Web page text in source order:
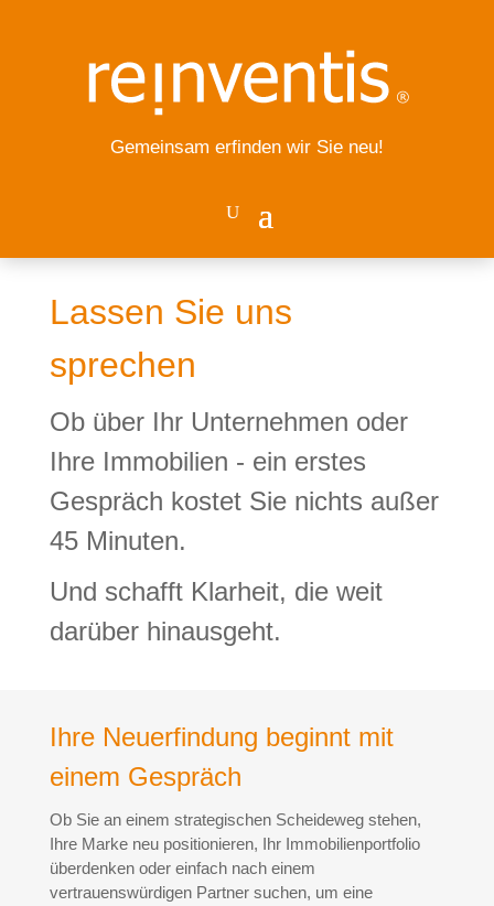
Gemeinsam erfinden wir Sie neu!
Lassen Sie uns
sprechen
Ob über Ihr Unternehmen oder
Ihre Immobilien - ein erstes
Gespräch kostet Sie nichts außer
45 Minuten.
Und schafft Klarheit, die weit
darüber hinausgeht.
Ihre Neuerfindung beginnt mit
einem Gespräch
Ob Sie an einem strategischen Scheideweg stehen,
Ihre Marke neu positionieren, Ihr Immobilienportfolio
überdenken oder einfach nach einem
vertrauenswürdigen Partner suchen, um eine